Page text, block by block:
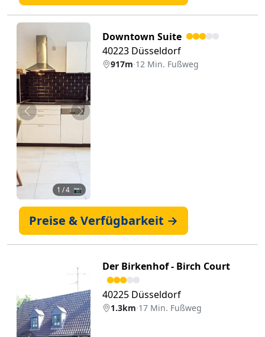
Zurück Weiter
1 / 4 📷
Downtown Suite
40223 Düsseldorf
917m·12 Min. Fußweg
Preise & Verfügbarkeit →
Der Birkenhof - Birch Court
40225 Düsseldorf
1.3km·17 Min. Fußweg